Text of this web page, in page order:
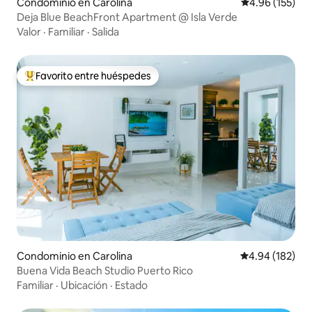
Condominio en Carolina Calificación
4.96 (155)
Deja Blue BeachFront Apartment @ Isla Verde
Valor · Familiar · Salida
De los mejores en Favorito entre huéspedes
Favorito entre huéspedes
Condominio en Carolina Calificación
4.94 (182)
Buena Vida Beach Studio Puerto Rico
Familiar · Ubicación · Estado